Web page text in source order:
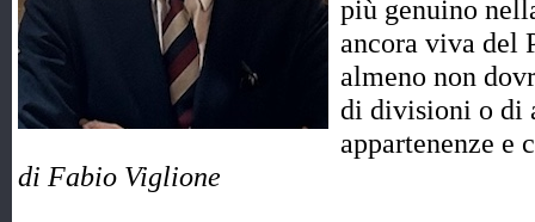
più genuino
ancora viva del
almeno non
di divisioni o di
appartenenze
di Fabio Viglione